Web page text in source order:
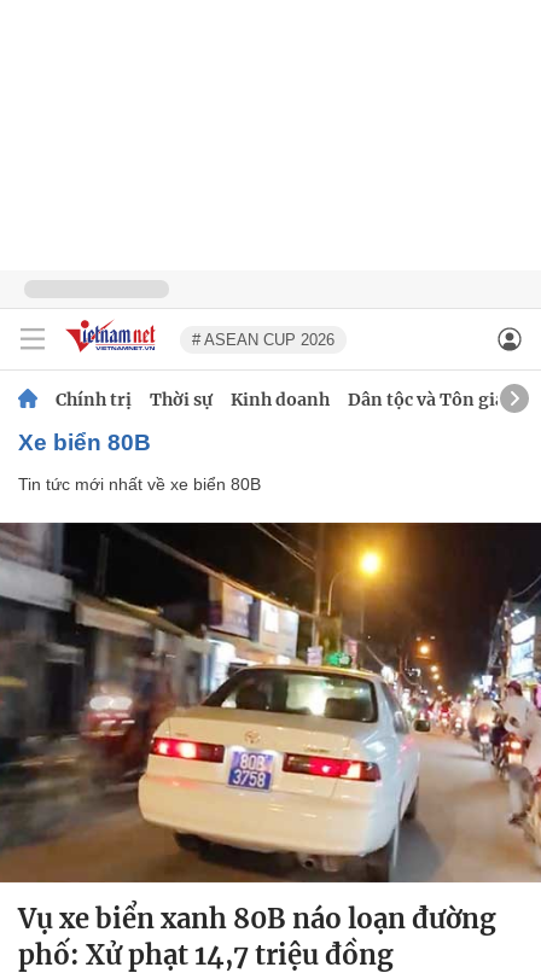
# ASEAN CUP 2026
Chính trị Thời sự Kinh doanh Dân tộc và Tôn giáo
xe biển 80B
Tin tức mới nhất về xe biển 80B
Vụ xe biển xanh 80B náo loạn đường
phố: Xử phạt 14,7 triệu đồng